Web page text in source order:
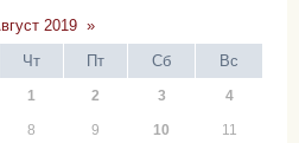
2019 »
Чт Пт Сб Вс
1 2 3 4
8 9 10 11